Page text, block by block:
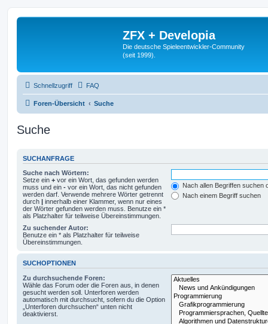
ZFX + Developia
Die deutsche Spieleentwickler-Community
(seit 1999).
Schnellzugriff FAQ
Foren-Übersicht Suche
Suche
SUCHANFRAGE
Suche nach Wörtern:
Setze ein + vor ein Wort, das gefunden werden
muss und ein - vor ein Wort, das nicht gefunden
werden darf. Verwende mehrere Wörter getrennt
durch | innerhalb einer Klammer, wenn nur eines
der Wörter gefunden werden muss. Benutze ein *
als Platzhalter für teilweise Übereinstimmungen.
Nach allen Begriffen suchen
Nach einem Begriff suchen
Zu suchender Autor:
Benutze ein * als Platzhalter für teilweise
Übereinstimmungen.
SUCHOPTIONEN
Zu durchsuchende Foren:
Wähle das Forum oder die Foren aus, in denen
gesucht werden soll. Unterforen werden
automatisch mit durchsucht, sofern du die Option
„Unterforen durchsuchen“ unten nicht
deaktivierst.